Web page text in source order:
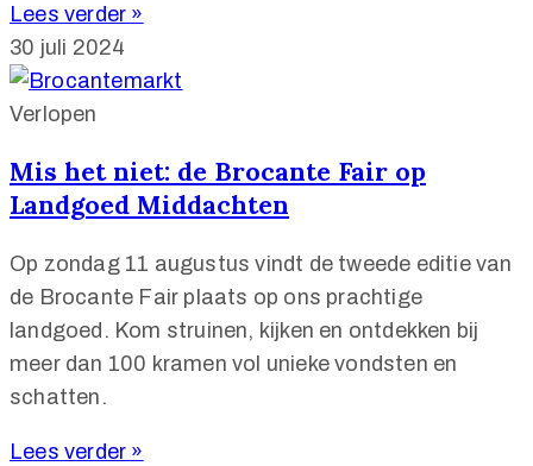
Lees verder »
30 juli 2024
Verlopen
Mis het niet: de Brocante Fair op
Landgoed Middachten
Op zondag 11 augustus vindt de tweede editie van
de Brocante Fair plaats op ons prachtige
landgoed. Kom struinen, kijken en ontdekken bij
meer dan 100 kramen vol unieke vondsten en
schatten.
Lees verder »